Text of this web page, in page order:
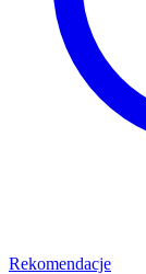
Rekomendacje